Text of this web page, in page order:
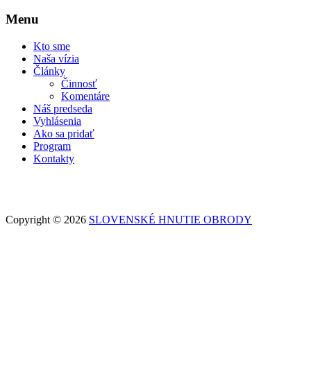
Menu
Kto sme
Naša vízia
Články
Činnosť
Komentáre
Náš predseda
Vyhlásenia
Ako sa pridať
Program
Kontakty
Copyright © 2026 SLOVENSKÉ HNUTIE OBRODY